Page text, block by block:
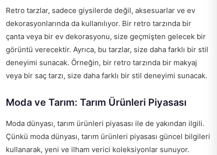
Retro tarzlar, sadece giysilerde değil, aksesuarlar ve ev
dekorasyonlarında da kullanılıyor. Bir retro tarzında bir
çanta veya bir ev dekorasyonu, size geçmişten gelecek bir
görüntü verecektir. Ayrıca, bu tarzlar, size daha farklı bir stil
deneyimi sunacak. Örneğin, bir retro tarzında bir makyaj
veya bir saç tarzı, size daha farklı bir stil deneyimi sunacak.
Moda ve Tarım: Tarım Ürünleri Piyasası
Moda dünyası, tarım ürünleri piyasası ile de yakından ilgili.
Çünkü moda dünyası, tarım ürünleri piyasası güncel bilgileri
kullanarak, yeni ve ilham verici koleksiyonlar sunuyor.